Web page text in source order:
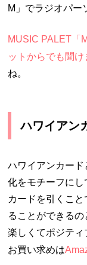
M」でラジオパー
MUSIC PALET「
ットからでも聞け
ね。
ハワイアン
ハワイアンカー
化をモチーフにし
カードを引くこ
ることができる
楽しくてポジティ
お買い求めは